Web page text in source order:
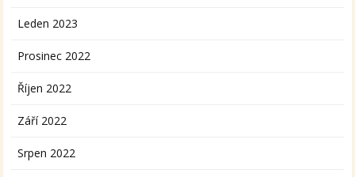
Leden 2023
Prosinec 2022
Říjen 2022
Září 2022
Srpen 2022